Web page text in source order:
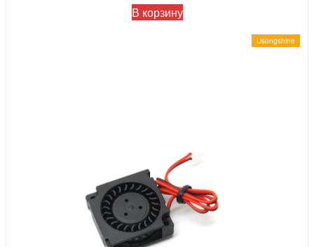
В корзину
Usongshine